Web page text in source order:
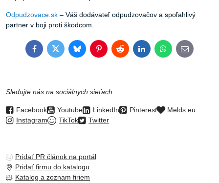
Odpudzovace.sk – Váš dodávateľ odpudzovačov a spoľahlivý
partner v boji proti škodcom.
FacebookTwitterBlueskyPinterestRedditLinkedInWhatsApp
E-
mail
Sledujte nás na sociálnych sieťach:
Facebook Youtube LinkedIn Pinterest
Melds.eu
Instagram
TikTok Twitter
Pridať PR článok na portál
Pridať firmu do katalogu
Katalog a zoznam firiem